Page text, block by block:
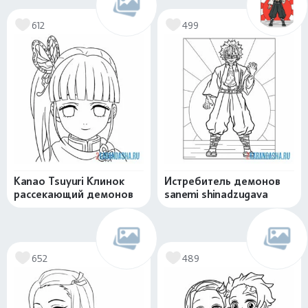
612
Kanao Tsuyuri Клинок
рассекающий демонов
499
Истребитель демонов
sanemi shinadzugava
652 489